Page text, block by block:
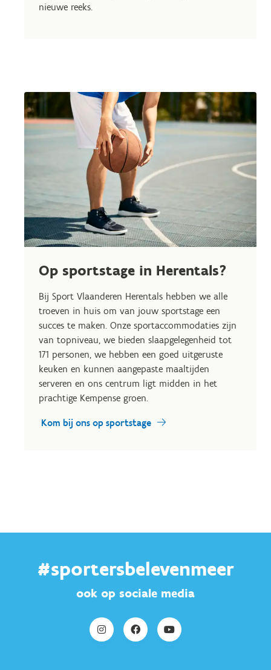
nieuwe reeks.
Op sportstage in Herentals?
Bij Sport Vlaanderen Herentals hebben we alle
troeven in huis om van jouw sportstage een
succes te maken. Onze sportaccommodaties zijn
van topniveau, we bieden slaapgelegenheid tot
171 personen, we hebben een goed uitgeruste
keuken en kunnen aangepaste maaltijden
serveren en ons centrum ligt midden in het
prachtige Kempense groen.
Kom bij ons op sportstage
#sportersbelevenmeer
ook op sociale media